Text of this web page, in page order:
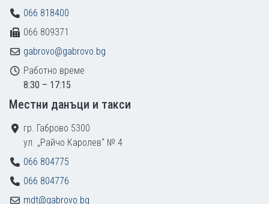
066 818400
066 809371
gabrovo@gabrovo.bg
Работно време
8:30 – 17:15
Местни данъци и такси
гр. Габрово 5300
ул. „Райчо Каролев“ № 4
066 804775
066 804776
mdt@gabrovo.bg